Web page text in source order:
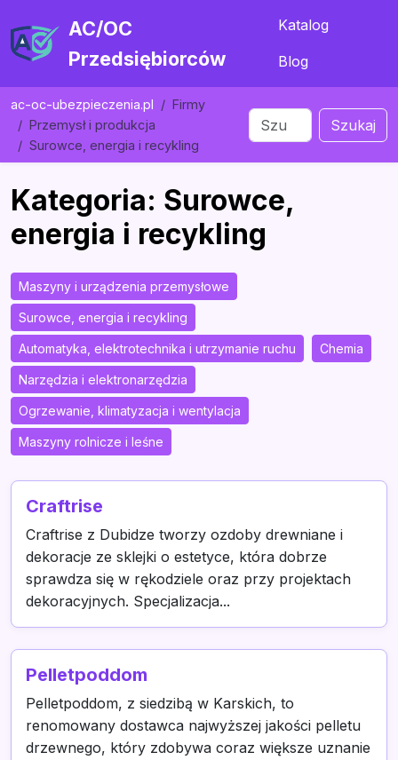
AC/OC
Przedsiębiorców
Katalog
Blog
ac-oc-ubezpieczenia.pl
Firmy
Przemysł i produkcja
Surowce, energia i recykling
Szukaj
Kategoria: Surowce,
energia i recykling
Maszyny i urządzenia przemysłowe
Surowce, energia i recykling
Automatyka, elektrotechnika i utrzymanie ruchu Chemia
Narzędzia i elektronarzędzia
Ogrzewanie, klimatyzacja i wentylacja
Maszyny rolnicze i leśne
Craftrise
Craftrise z Dubidze tworzy ozdoby drewniane i
dekoracje ze sklejki o estetyce, która dobrze
sprawdza się w rękodziele oraz przy projektach
dekoracyjnych. Specjalizacja...
Pelletpoddom
Pelletpoddom, z siedzibą w Karskich, to
renomowany dostawca najwyższej jakości pelletu
drzewnego, który zdobywa coraz większe uznanie